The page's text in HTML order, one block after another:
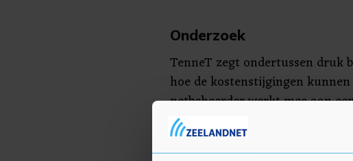
Onderzoek
TenneT zegt ondertussen druk
hoe de kostenstijgingen
netbeheerder werkt mee aan
meerdere ministeries en
van de kosten. Daar hoort deze